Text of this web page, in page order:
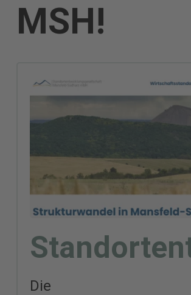
MSH!
Die